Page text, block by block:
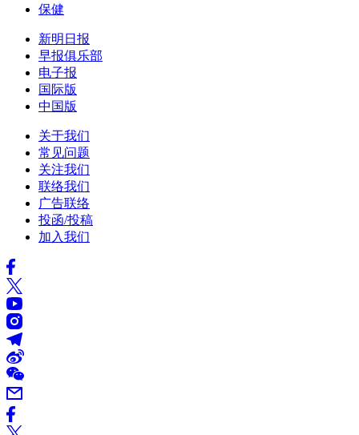
保健
新明日报
早报俱乐部
电子报
国际版
中国版
关于我们
常见问题
关注我们
联络我们
广告联络
投函/投稿
加入我们